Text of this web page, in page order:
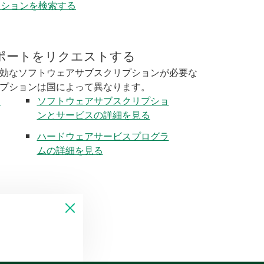
ョンを検索する
トをリクエストする
なソフトウェアサブスクリプションが必要な
ションは国によって異なります。
ソフトウェアサブスクリプショ
ンとサービスの詳細を見る
ハードウェアサービスプログラ
ムの詳細を見る